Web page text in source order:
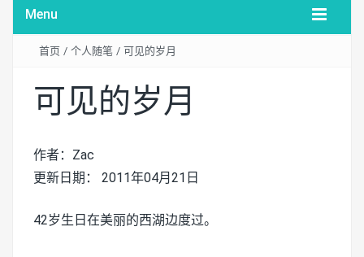
Menu
首页 / 个人随笔 / 可见的岁月
可见的岁月
作者：Zac
更新日期： 2011年04月21日
42岁生日在美丽的西湖边度过。